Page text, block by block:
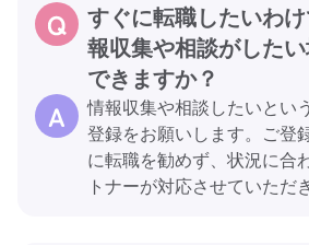
すぐに転職したいわ
報収集や相談がした
できますか？
情報収集や相談したいとい
登録をお願いします。ご登
に転職を勧めず、状況に合
トナーが対応させていただ